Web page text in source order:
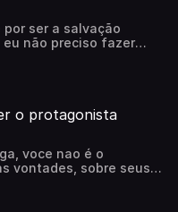
ser a salvação
não preciso fazer
conosco que nos
tornar Jesus
falas e nossos
a Bíblia que
brilhado pelo mundo?
o protagonista
voce nao é o
vontades, sobre seus
entender que existimos
seria Jesus